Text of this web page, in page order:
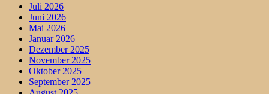
Juli 2026
Juni 2026
Mai 2026
Januar 2026
Dezember 2025
November 2025
Oktober 2025
September 2025